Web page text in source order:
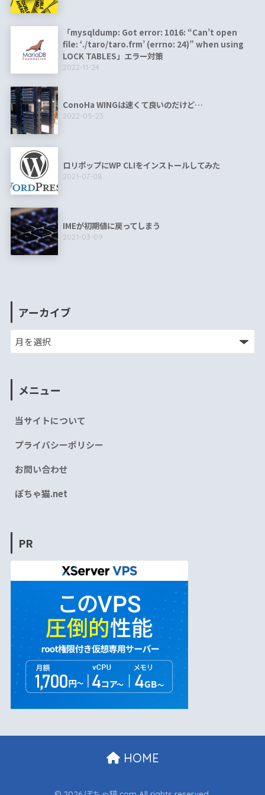
「mysqldump: Got error: 1016: “Can’t open
file: ‘./taro/taro.frm’ (errno: 24)” when using
LOCK TABLES」エラー対策
2022-11-24
ConoHa WINGは速くて良いのだけど…
2022-05-23
ロリポップにWP CLIをインストールしてみた
2021-07-08
IMEが初期値に戻ってしまう
2021-03-09
アーカイブ
メニュー
当サイトについて
プライバシーポリシー
お問い合わせ
ぽちゃ猫.net
PR
HOME